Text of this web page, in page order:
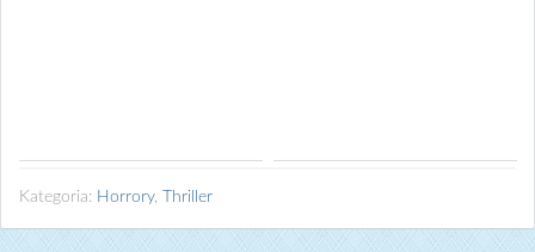
Kategoria: Horrory, Thriller